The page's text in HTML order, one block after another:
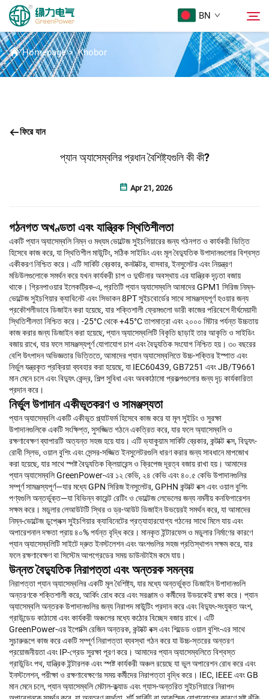
BN
পণ্য
Download
Sampark Kora
সংবাদ
Homepage>Khobor
ফিরে যান
প্যান অ্যাসেম্বলির প্রধান বৈশিষ্ট্যগুলি কী কী?
Apr 21, 2026
গঠনগত অখণ্ডতা এবং যান্ত্রিক স্থিতিশীলতা
একটি প্যান অ্যাসেম্বলি নিম্ন ও মধ্যম ভোল্টেজ সুইচগিয়ারের জন্য গঠনগত ও কার্যকরী ভিত্তি
হিসেবে কাজ করে, যা স্থিতিশীল মাউন্টিং, সঠিক সাইডিং এবং মূল বৈদ্যুতিক উপাদানগুলোর বিশ্বস্ত
একীকরণ নিশ্চিত করে। এটি সার্কিট ব্রেকার, কনটাক্টর, বাসবার, ইনসুলেটর এবং নিয়ন্ত্রণ
মডিউলগুলোকে সমর্থন করে যখন কার্যকরী চাপ ও দুর্ঘটনার অবস্থায় এর যান্ত্রিক দৃঢ়তা বজায়
থাকে। গ্রিনপাওয়ার ইলেকট্রিক-এ, প্রতিটি প্যান অ্যাসেম্বলি আমাদের GPM1 সিরিজ নিম্ন-
ভোল্টেজ সুইচগিয়ার ক্যাবিনেট এবং সিভাকন 8PT সুইচবোর্ডের সাথে সামঞ্জস্যপূর্ণ হওয়ার জন্য
প্রকৌশলীভাবে ডিজাইন করা হয়েছে, যার শক্তিশালী ফ্রেমগুলো ভারী কাজের পরিবেশে দীর্ঘমেয়াদী
স্থিতিশীলতা নিশ্চিত করে। -25°C থেকে +45°C তাপমাত্রা এবং ২০০০ মিটার পর্যন্ত উচ্চতায়
কাজ করার জন্য ডিজাইন করা হয়েছে, প্যান অ্যাসেম্বলিটি বিকৃতি ছাড়াই তার আকৃতি ও সাইডিং
বজায় রাখে, যার ফলে সামঞ্জস্যপূর্ণ যোগাযোগ চাপ এবং বৈদ্যুতিক সংযোগ নিশ্চিত হয়। ৩০ বছরের
বেশি উৎপাদন অভিজ্ঞতার ভিত্তিতে, আমাদের প্যান অ্যাসেম্বলিতে উচ্চ-শক্তির ইস্পাত এবং
নির্ভুল যন্ত্রকৃত প্রক্রিয়া ব্যবহার করা হয়েছে, যা IEC60439, GB7251 এবং JB/T9661
মান মেনে চলে এবং বিদ্যুৎ কেন্দ্র, শিল্প সুবিধা এবং অবকাঠামো প্রকল্পগুলোর জন্য দৃঢ় কার্যকারিতা
প্রদান করে।
নির্ভুল উপাদান একীভূতকরণ ও সামঞ্জস্যতা
প্যান অ্যাসেম্বলি একটি একীভূত প্ল্যাটফর্ম হিসেবে কাজ করে যা মূল সুইচিং ও সুরক্ষা
উপাদানগুলিকে একটি সংক্ষিপ্ত, সুসজ্জিত গঠনে একত্রিত করে, যার ফলে অ্যাসেম্বলি ও
রক্ষণাবেক্ষণ ব্যাপারটি অত্যন্ত সহজ হয়ে যায়। এটি ভ্যাকুয়াম সার্কিট ব্রেকার, কন্টাক্ট বক্স, বিদ্যুৎ-
রোধী স্লিভ, ওয়াল বুশিং এবং সেন্সর-সজ্জিত ইনসুলেটরগুলি ধারণ করার জন্য সাবধানে মাপজোখ
করা হয়েছে, যার সাথে স্পষ্ট বৈদ্যুতিক ক্লিয়ারেন্স ও ক্রিপেজ দূরত্ব বজায় রাখা হয়। আমাদের
প্যান অ্যাসেম্বলি GreenPower-এর ১২ কেভি, ২৪ কেভি এবং ৪০.৫ কেভি উপাদানগুলির
সম্পূর্ণ সামঞ্জস্যপূর্ণ—যার মধ্যে GPN সিরিজ ইনসুলেটর, GPHN কন্টাক্ট বক্স এবং ওয়াল বুশিং
পণ্যগুলি অন্তর্ভুক্ত—যা বিভিন্ন কারেন্ট রেটিং ও ভোল্টেজ লেভেলের জন্য নমনীয় কনফিগারেশন
সক্ষম করে। মডুলার লেআউটটি স্থির ও ড্র-আউট ডিজাইন উভয়েরই সমর্থন করে, যা আমাদের
নিম্ন-ভোল্টেজ ডুপ্লেক্স সুইচগিয়ার ক্যাবিনেটের প্রত্যাহারযোগ্য গঠনের সাথে মিলে যায় এবং
অপারেশনাল দক্ষতা প্রায় ৪০% পর্যন্ত বৃদ্ধি করে। মানকৃত ইন্টারফেস ও মডুলার নির্মাণের কারণে
প্যান অ্যাসেম্বলিটি সাইটে দ্রুত ইনস্টলেশন এবং অংশগুলির সহজ প্রতিস্থাপন সক্ষম করে, যার
ফলে রক্ষণাবেক্ষণ বা সিস্টেম আপগ্রেডের সময় ডাউনটাইম কমে যায়।
উন্নত বৈদ্যুতিক নিরাপত্তা এবং অন্তরক সমন্বয়
নিরাপত্তা প্যান অ্যাসেম্বলির একটি মূল বৈশিষ্ট্য, যার মধ্যে অন্তর্ভুক্ত ডিজাইন উপাদানগুলি
অন্তরণকে শক্তিশালী করে, আর্কিং রোধ করে এবং সরঞ্জাম ও কর্মীদের উভয়কেই রক্ষা করে। প্যান
অ্যাসেম্বলি অন্তরক উপাদানগুলির জন্য নিরাপদ মাউন্টিং প্রদান করে এবং বিদ্যুৎ-সংযুক্ত অংশ,
গ্রাউন্ডেড কাঠামো এবং কার্যকরী অঞ্চলের মধ্যে কঠোর বিচ্ছেদ বজায় রাখে। এটি
GreenPower-এর ইপোক্সি রেজিন অন্তরক, কন্টাক্ট বক্স এবং শিল্ডেড ওয়াল বুশিং-এর সাথে
সুচারুরূপে কাজ করে একটি সম্পূর্ণ নিরাপত্তা ব্যবস্থা গঠন করে যা উচ্চ-স্তরের অন্তরণ
প্রয়োজনীয়তা এবং IP-গ্রেড সুরক্ষা পূরণ করে। আমাদের প্যান অ্যাসেম্বলিতে বিশ্বস্ত
গ্রাউন্ডিং পথ, যান্ত্রিক ইন্টারলক এবং স্পষ্ট কার্যকরী অঞ্চল রয়েছে যা ভুল অপারেশন রোধ করে এবং
ইনস্টলেশন, পরীক্ষা ও রক্ষণাবেক্ষণের সময় কর্মীদের নিরাপত্তা বৃদ্ধি করে। IEC, IEEE এবং GB
মান মেনে চলে, প্যান অ্যাসেম্বলি মেটাল-ক্ল্যাড এবং গ্যাস-অন্তরিত সুইচগিয়ারে নিরাপদ